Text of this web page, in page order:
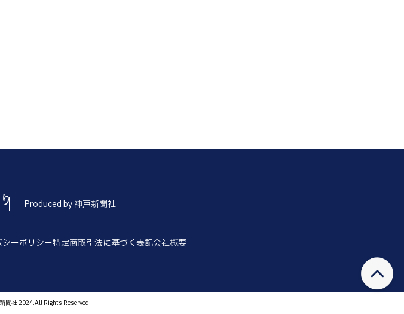
Produced by 神戸新聞社
ーポリシー特定商取引法に基づく表記会社概要
聞社 2024.All Rights Reserved.